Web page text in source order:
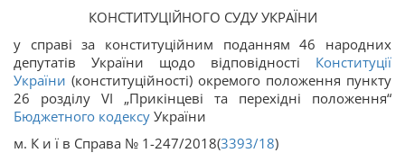
КОНСТИТУЦІЙНОГО СУДУ УКРАЇНИ
у справі за конституційним поданням 46 народних
депутатів України щодо відповідності Конституції
України (конституційності) окремого положення пункту
26 розділу VІ „Прикінцеві та перехідні положення“
Бюджетного кодексу України
м. К и ї в Справа № 1-247/2018(3393/18)